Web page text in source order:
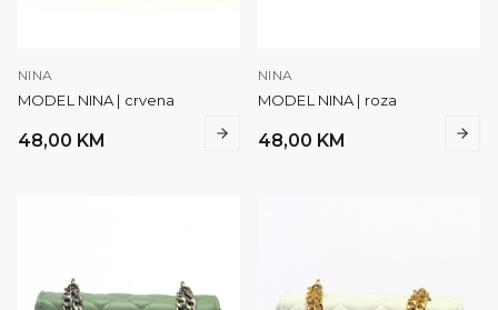
NINA
MODEL NINA | crvena
48,00 KM
NINA
MODEL NINA | roza
48,00 KM